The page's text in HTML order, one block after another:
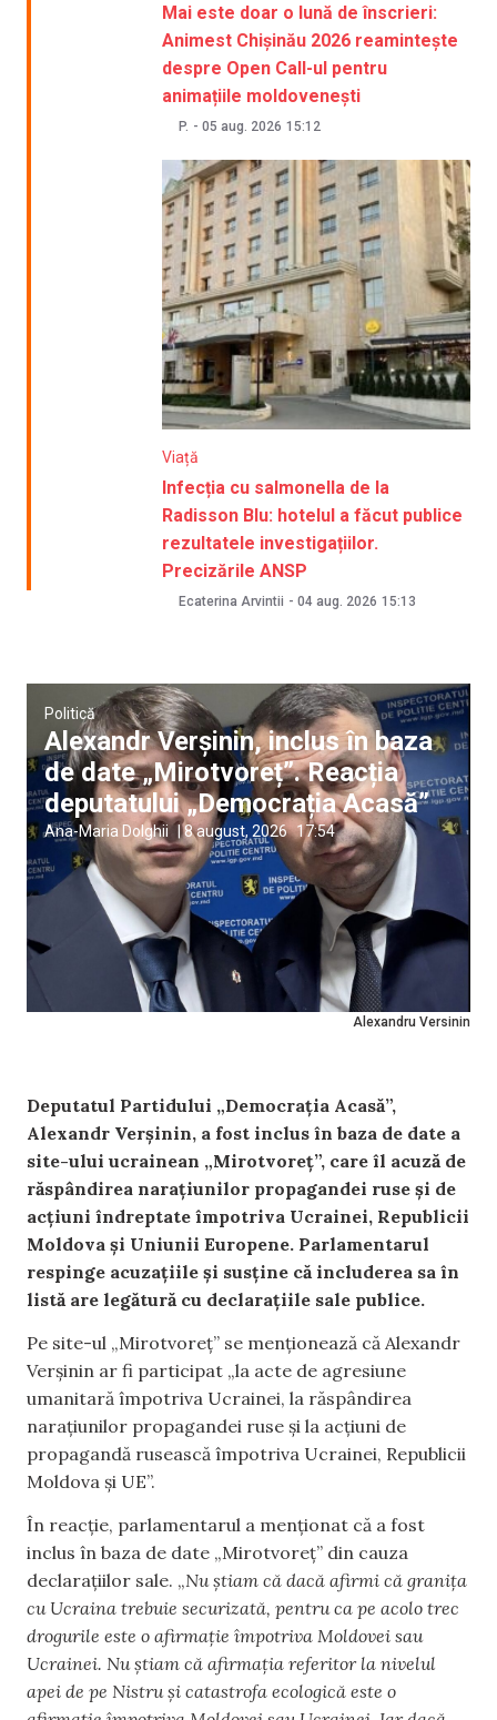
Mai este doar o lună de înscrieri:
Animest Chișinău 2026 reamintește
despre Open Call-ul pentru
animațiile moldovenești
P. - 05 aug. 2026 15:12
Viață
Infecția cu salmonella de la
Radisson Blu: hotelul a făcut publice
rezultatele investigațiilor.
Precizările ANSP
Ecaterina Arvintii - 04 aug. 2026 15:13
Alexandru Versinin
Politică
Alexandr Verșinin, inclus în baza
de date „Mirotvoreț”. Reacția
deputatului „Democrația Acasă”
Ana-Maria Dolghii | 8 august, 2026 17:54
Deputatul Partidului „Democrația Acasă”,
Alexandr Verșinin, a fost inclus în baza de date a
site-ului ucrainean „Mirotvoreț”, care îl acuză de
răspândirea narațiunilor propagandei ruse și de
acțiuni îndreptate împotriva Ucrainei, Republicii
Moldova și Uniunii Europene. Parlamentarul
respinge acuzațiile și susține că includerea sa în
listă are legătură cu declarațiile sale publice.
Pe site-ul „Mirotvoreț” se menționează că Alexandr
Verșinin ar fi participat „la acte de agresiune
umanitară împotriva Ucrainei, la răspândirea
narațiunilor propagandei ruse și la acțiuni de
propagandă rusească împotriva Ucrainei, Republicii
Moldova și UE”.
În reacție, parlamentarul a menționat că a fost
inclus în baza de date „Mirotvoreț” din cauza
declarațiilor sale. „Nu știam că dacă afirmi că granița
cu Ucraina trebuie securizată, pentru ca pe acolo trec
drogurile este o afirmație împotriva Moldovei sau
Ucrainei. Nu știam că afirmația referitor la nivelul
apei de pe Nistru și catastrofa ecologică este o